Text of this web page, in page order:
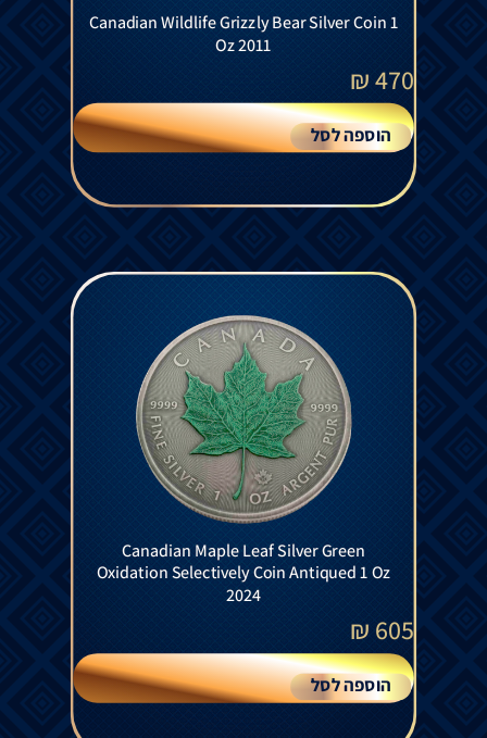
Canadian Wildlife Grizzly Bear Silver Coin 1
Oz 2011
470
₪
הוספה לסל
Canadian Maple Leaf Silver Green
Oxidation Selectively Coin Antiqued 1 Oz
2024
605
₪
הוספה לסל